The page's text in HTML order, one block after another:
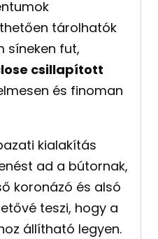
tárolhatók
síneken fut,
csillapított
és finoman
kialakítás
ad a bútornak,
koronázó és alsó
teszi, hogy a
állítható legyen.